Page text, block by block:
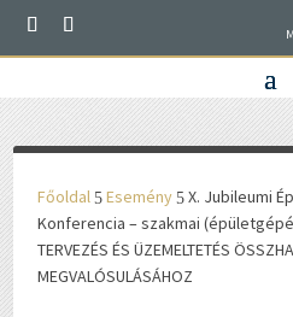
Főoldal 5 Esemény 5 X. Jubileumi
Konferencia – szakmai
TERVEZÉS ÉS ÜZEMELTETÉS
MEGVALÓSULÁSÁHOZ